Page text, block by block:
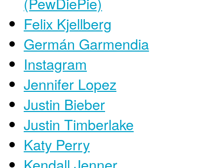
Felix Kjellberg
Germán Garmendia
Instagram
Jennifer Lopez
Justin Bieber
Justin Timberlake
Katy Perry